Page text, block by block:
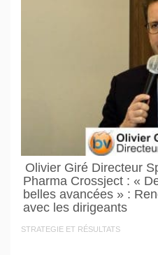
Olivier Giré Directeur
Pharma Crossject : «
belles avancées » :
avec les dirigeants
STRATEGIE ET RÉSULTATS